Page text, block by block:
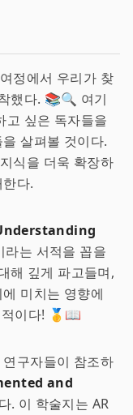
정에서 우리가 찾
했다. 📚🔍 여기
고 싶은 독자들을
살펴볼 것이다.
식을 더욱 확장하
다.
라는 서적을 꼽을
해 깊게 파고들며,
미치는 영향에
이다! 🥇📖
구자들이 참조하
and
. 이 학술지는 AR